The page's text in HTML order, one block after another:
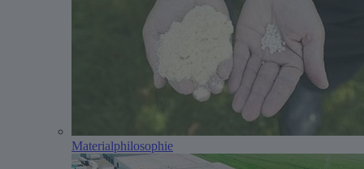
Materialphilosophie